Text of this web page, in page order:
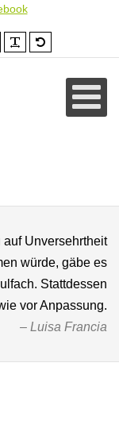
Schrift
größer
Unversehrtheit
würde, gäbe es
Stattdessen
vor Anpassung.
Luisa Francia